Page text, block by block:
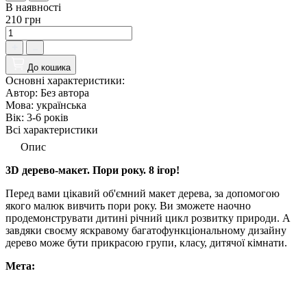
В наявності
210 грн
До кошика
Основні характеристики:
Автор: Без автора
Мова: українська
Вік: 3-6 років
Всі характеристики
Опис
3D дерево-макет. Пори року. 8 ігор!
Перед вами цікавий об'ємний макет дерева, за допомогою
якого малюк вивчить пори року. Ви зможете наочно
продемонструвати дитині річний цикл розвитку природи. А
завдяки своєму яскравому багатофункціональному дизайну
дерево може бути прикрасою групи, класу, дитячої кімнати.
Мета: